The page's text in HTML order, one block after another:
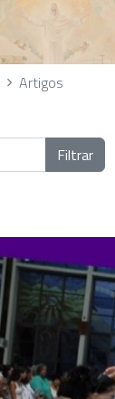
Artigos
Filtrar